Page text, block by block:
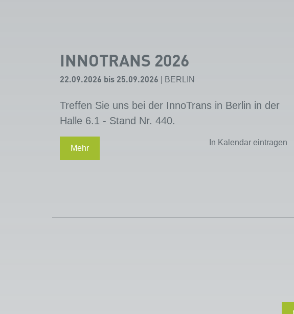
INNOTRANS 2026
22.09.2026 bis 25.09.2026 BERLIN
Treffen Sie uns bei der InnoTrans in Berlin in der
Halle 6.1 - Stand Nr. 440.
Mehr
In Kalendar eintragen